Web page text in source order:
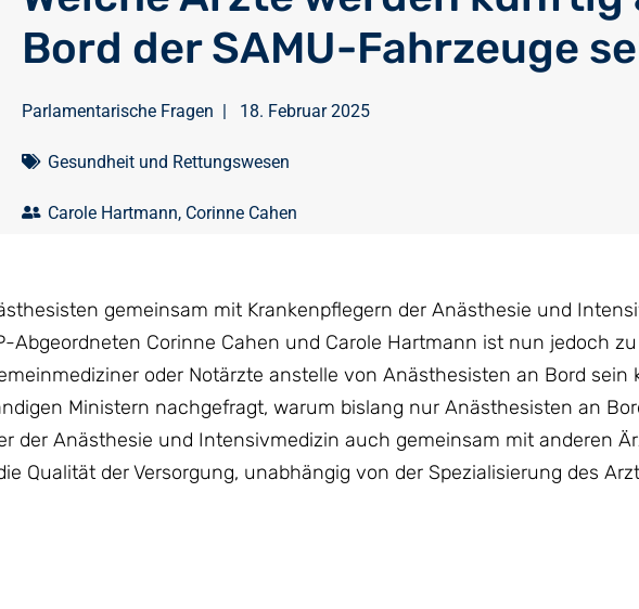
Bord der SAMU-Fahrzeuge
Parlamentarische Fragen | 18. Februar 2025
Gesundheit und Rettungswesen
Carole Hartmann, Corinne Cahen
gemeinsam mit Krankenpflegern der Anästhesie und
Abgeordneten Corinne Cahen und Carole Hartmann ist nun jedoch
oder Notärzte anstelle von Anästhesisten an Bord sein
Ministern nachgefragt, warum bislang nur Anästhesisten an
der Anästhesie und Intensivmedizin auch gemeinsam mit anderen
Qualität der Versorgung, unabhängig von der Spezialisierung des